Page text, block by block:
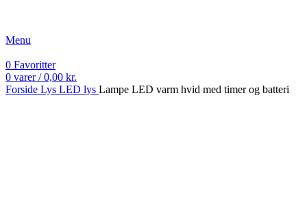
Menu
0 Favoritter
0 varer / 0,00 kr.
Forside Lys LED lys Lampe LED varm hvid med timer og batteri